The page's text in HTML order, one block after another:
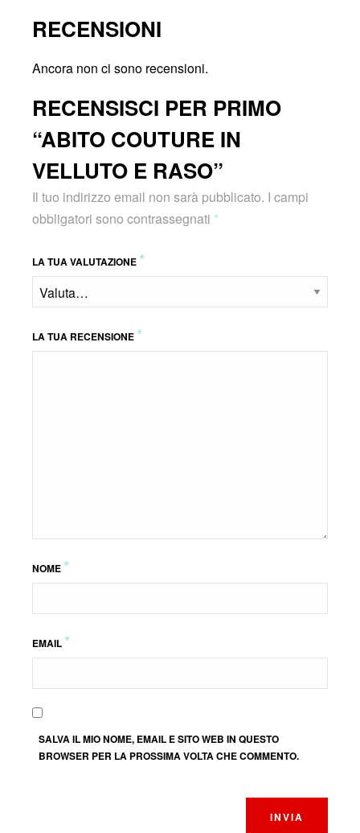
RECENSIONI
Ancora non ci sono recensioni.
RECENSISCI PER PRIMO
“ABITO COUTURE IN
VELLUTO E RASO”
Il tuo indirizzo email non sarà pubblicato. I campi
obbligatori sono contrassegnati *
LA TUA VALUTAZIONE*
LA TUA RECENSIONE*
NOME*
EMAIL*
SALVA IL MIO NOME, EMAIL E SITO WEB IN QUESTO
BROWSER PER LA PROSSIMA VOLTA CHE COMMENTO.